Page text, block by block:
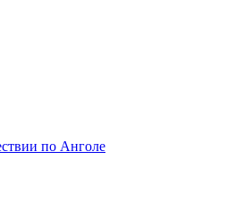
по Анголе